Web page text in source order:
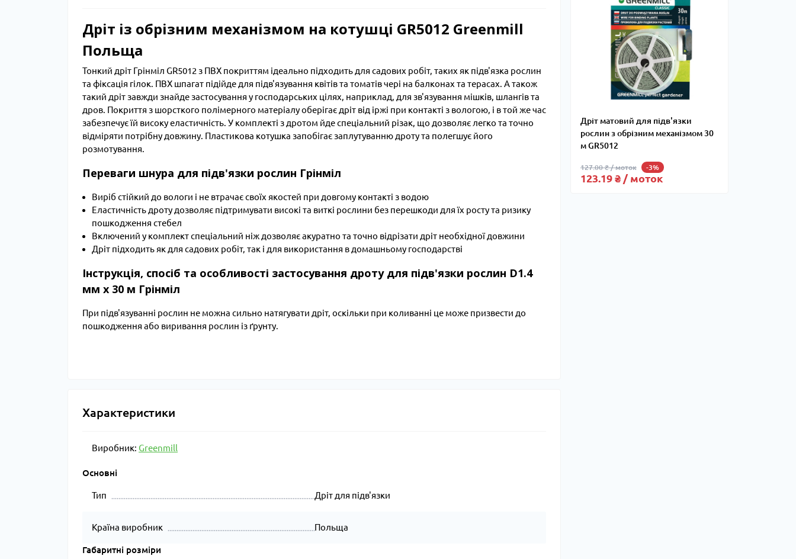
Дріт матовий для підв'язки
рослин з обрізним механізмом 30
м GR5012
127.00 ₴ / моток -3%
123.19 ₴ / моток
Дріт із обрізним механізмом на котушці GR5012 Greenmill
Польща
Тонкий дріт Грінміл GR5012 з ПВХ покриттям ідеально підходить для садових робіт, таких як підв'язка рослин
та фіксація гілок. ПВХ шпагат підійде для підв'язування квітів та томатів чері на балконах та терасах. А також
такий дріт завжди знайде застосування у господарських цілях, наприклад, для зв'язування мішків, шлангів та
дров. Покриття з шорсткого полімерного матеріалу оберігає дріт від іржі при контакті з вологою, і в той же час
забезпечує їй високу еластичність. У комплекті з дротом йде спеціальний різак, що дозволяє легко та точно
відміряти потрібну довжину. Пластикова котушка запобігає заплутуванню дроту та полегшує його
розмотування.
Переваги шнура для підв'язки рослин Грінміл
Виріб стійкий до вологи і не втрачає своїх якостей при довгому контакті з водою
Еластичність дроту дозволяє підтримувати високі та виткі рослини без перешкоди для їх росту та ризику
пошкодження стебел
Включений у комплект спеціальний ніж дозволяє акуратно та точно відрізати дріт необхідної довжини
Дріт підходить як для садових робіт, так і для використання в домашньому господарстві
Інструкція, спосіб та особливості застосування дроту для підв'язки рослин D1.4
мм x 30 м Грінміл
При підв'язуванні рослин не можна сильно натягувати дріт, оскільки при коливанні це може призвести до
пошкодження або виривання рослин із ґрунту.
Характеристики
Виробник: Greenmill
Основні
Тип Дріт для підв'язки
Країна виробник Польща
Габаритні розміри